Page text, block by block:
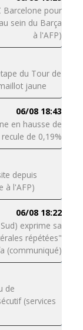
Barcelone pour
sein du Barça
à l'AFP)
du Tour de
jaune
06/08 18:43
en hausse de
de 0,19%
depuis
à l'AFP)
06/08 18:22
exprime sa
répétées"
(communiqué)
de
(services